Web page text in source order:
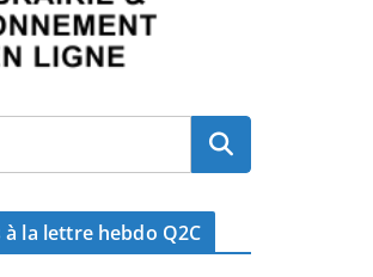
la lettre hebdo Q2C